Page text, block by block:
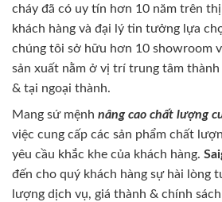
cháy đã có uy tín hơn 10 năm trên
khách hàng và đại lý tin tưởng lựa
chúng tôi sở hữu hơn 10 showroom
sản xuất nằm ở vị trí trung tâm
& tại ngoại thành.
Mang sứ mệnh nâng cao chất lượng
việc cung cấp các sản phẩm chất
yêu cầu khắc khe của khách hàng.
đến cho quý khách hàng sự hài lòng
lượng dịch vụ, giá thành & chính